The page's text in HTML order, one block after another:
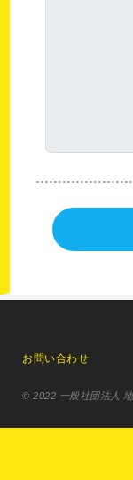
お問い合わせ
© 2022 一般社団法人